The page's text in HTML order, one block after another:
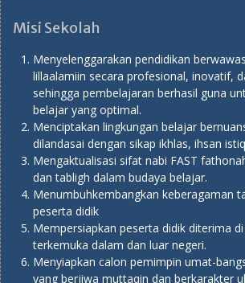
Misi Sekolah
Menyelenggarakan pendidikan
lillaalamiin secara profesional, inovatif,
sehingga pembelajaran berhasil guna
belajar yang optimal.
Menciptakan lingkungan belajar
dilandasai dengan sikap ikhlas, ihsan
Mengaktualisasi sifat nabi FAST
dan tabligh dalam budaya belajar.
Menumbuhkembangkan keberagaman
peserta didik
Mempersiapkan peserta didik diterima
terkemuka dalam dan luar negeri.
Menyiapkan calon pemimpin umat-
yang berjiwa muttaqin dan berkarakter